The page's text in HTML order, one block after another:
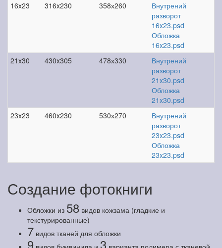
16x23
316x230 358х260
Внутрений
разворот
16x23.psd
Обложка
16x23.psd
21x30
430x305 478х330
Внутрений
разворот
21x30.psd
Обложка
21x30.psd
23x23
460x230 530х270
Внутрений
разворот
23x23.psd
Обложка
23x23.psd
Создание фотокниги
Обложки из 58 видов кожзама (гладкие и
текстурированные)
7 видов тканей для обложки
9 3